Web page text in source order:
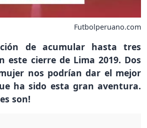
Futbolperuano.com
de acumular hasta tres
este cierre de Lima 2019. Dos
nos podrían dar el mejor
ha sido esta gran aventura.
son!